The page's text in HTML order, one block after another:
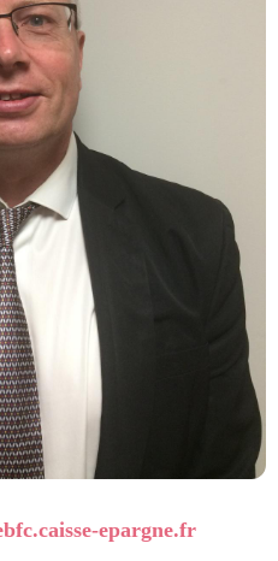
epargne.fr